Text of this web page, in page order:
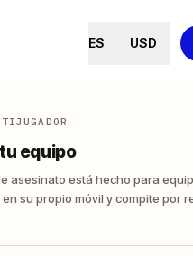
ES USD
equipo
asesinato está hecho para
su propio móvil y compite por